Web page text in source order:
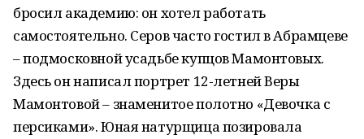
бросил академию: он хотел работать
самостоятельно. Серов часто гостил в Абрамцеве
– подмосковной усадьбе купцов Мамонтовых.
Здесь он написал портрет 12-летней Веры
Мамонтовой – знаменитое полотно «Девочка с
персиками». Юная натурщица позировала